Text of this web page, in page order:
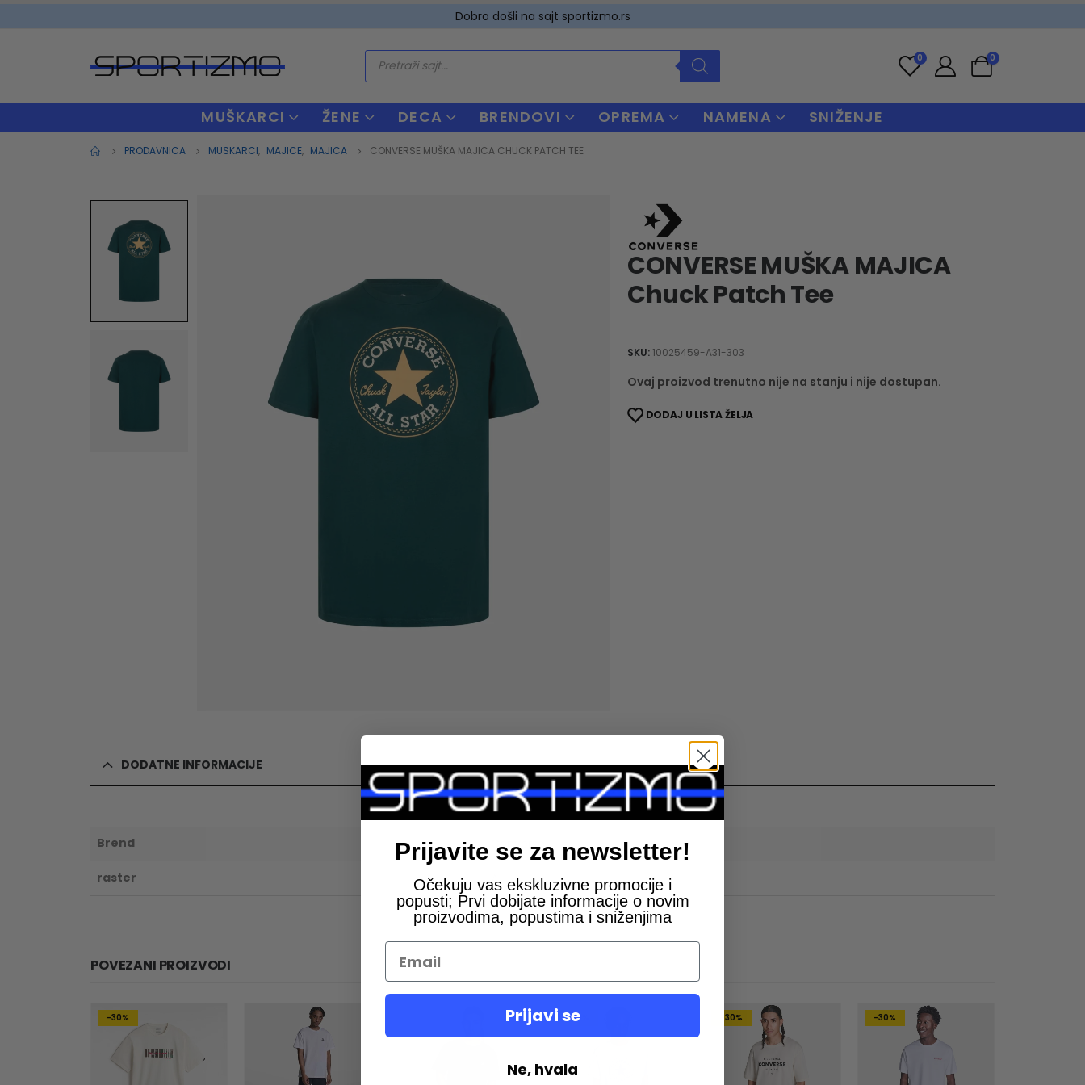
Dobro došli na sajt sportizmo.rs
Products
search
0 0
MUŠKARCI ŽENE DECA BRENDOVI OPREMA NAMENA SNIŽENJE
PRODAVNICA MUSKARCI, MAJICE, MAJICA CONVERSE MUŠKA MAJICA CHUCK PATCH TEE
CONVERSE MUŠKA MAJICA
Chuck Patch Tee
SKU: 10025459-A31-303
Ovaj proizvod trenutno nije na stanju i nije dostupan.
DODAJ U LISTA ŽELJA
DODATNE INFORMACIJE
Brend Converse
raster A
POVEZANI PROIZVODI
-30% -30% -30% -30%
Prijavite se za newsletter!
Očekuju vas ekskluzivne promocije i
popusti; Prvi dobijate informacije o novim
proizvodima, popustima i sniženjima
Prijavi se
Ne, hvala